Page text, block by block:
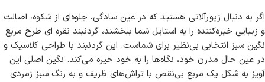
اگر به دنبال زیورآلاتی هستید که در عین سادگی، جلوه‌ای از شکوه، اصالت
و زیبایی خیره‌کننده را به استایل شما ببخشند، گردنبند نقره ای طرح مربع
نگین سبز انتخابی بی‌نظیر برای شماست. این گردنبند با طراحی کلاسیک و
در عین حال مدرن خود، نگاه‌ها را به خود خیره می‌کند. نگین اصلی این
آویز به شکل یک مربع بی‌نقص با تراش‌های ظریف و به رنگ سبز زمردی